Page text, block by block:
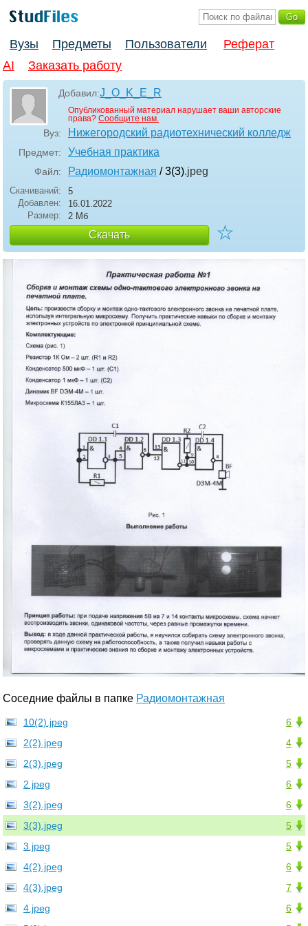
Вузы Предметы Пользователи
Реферат
AI
Заказать работу
Добавил:J_O_K_E_R
Опубликованный материал нарушает ваши авторские
права? Сообщите нам.
Вуз: Нижегородский радиотехнический колледж
Предмет: Учебная практика
Файл: Радиомонтажная / 3(3).jpeg
Скачиваний:
5
Добавлен:
16.01.2022
Размер:
2 Мб
Скачать ☆
Соседние файлы в папке Радиомонтажная
6
10(2).jpeg
4
2(2).jpeg
5
2(3).jpeg
6
2.jpeg
6
3(2).jpeg
5
3(3).jpeg
5
3.jpeg
6
4(2).jpeg
7
4(3).jpeg
6
4.jpeg